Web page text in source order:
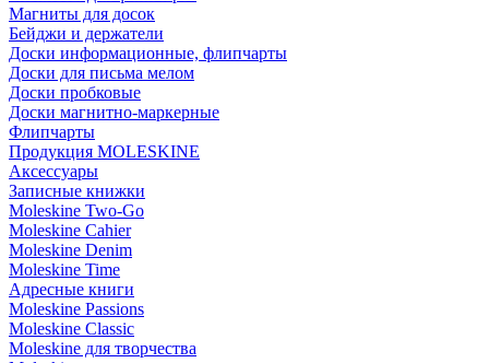
Магниты для досок
Бейджи и держатели
Доски информационные, флипчарты
Доски для письма мелом
Доски пробковые
Доски магнитно-маркерные
Флипчарты
Продукция MOLESKINE
Аксессуары
Записные книжки
Moleskine Two-Go
Moleskine Cahier
Moleskine Denim
Moleskine Time
Адресные книги
Moleskine Passions
Moleskine Classic
Moleskine для творчества